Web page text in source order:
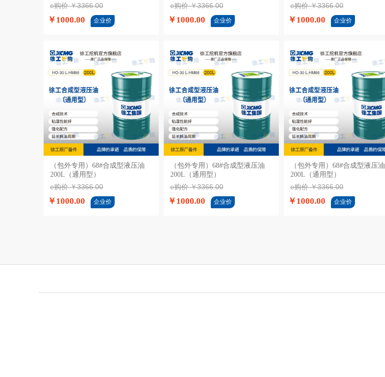
e购价 ￥3366.00
￥1000.00 企业价
e购价 ￥3366.00
￥1000.00 企业价
e购价 ￥3366.00
￥1000.00 企业价
加入购物车
（包外专用）68#合成型液压油
200L（通用型）
e购价 ￥3366.00
￥1000.00 企业价
加入购物车
（包外专用）68#合成型液压油
200L（通用型）
e购价 ￥3366.00
￥1000.00 企业价
加入购物车
（包外专用）68#合成型液压油
200L（通用型）
e购价 ￥3366.00
￥1000.00 企业价